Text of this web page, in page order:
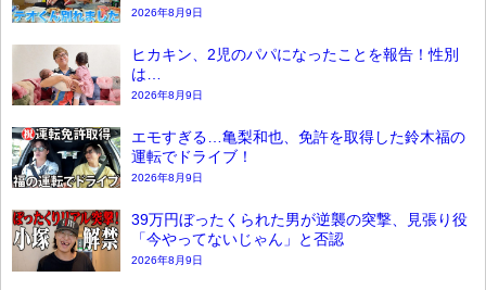
2026年8月9日
ヒカキン、2児のパパになったことを報告！性別
は…
2026年8月9日
エモすぎる…亀梨和也、免許を取得した鈴木福の
運転でドライブ！
2026年8月9日
39万円ぼったくられた男が逆襲の突撃、見張り役
「今やってないじゃん」と否認
2026年8月9日